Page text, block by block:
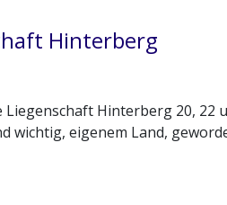
Hinterberg
Hinterberg 20, 22
wichtig, eigenem Land,